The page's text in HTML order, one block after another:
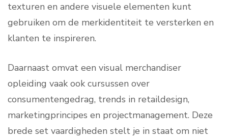
texturen en andere visuele elementen kunt
gebruiken om de merkidentiteit te versterken en
klanten te inspireren.
Daarnaast omvat een visual merchandiser
opleiding vaak ook cursussen over
consumentengedrag, trends in retaildesign,
marketingprincipes en projectmanagement. Deze
brede set vaardigheden stelt je in staat om niet